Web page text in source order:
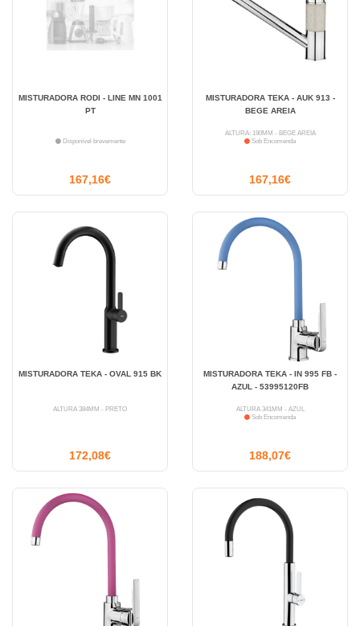
MISTURADORA RODI - LINE MN 1001
PT
Disponível brevemente
167,16€
MISTURADORA TEKA - AUK 913 -
BEGE AREIA
ALTURA: 190MM - BEGE AREIA
Sob Encomenda
167,16€
MISTURADORA TEKA - OVAL 915 BK
ALTURA 384MM - PRETO
172,08€
MISTURADORA TEKA - IN 995 FB -
AZUL - 53995120FB
ALTURA 341MM - AZUL
Sob Encomenda
188,07€